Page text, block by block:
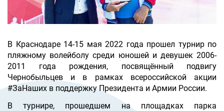
В Краснодаре 14-15 мая 2022 года прошел турнир по
пляжному волейболу среди юношей и девушек 2006-
2011 года рождения, посвящённый подвигу
Чернобыльцев и в рамках всероссийской акции
#ЗаНаших в поддержку Президента и Армии России.
В турнире, прошедшем на площадках парка